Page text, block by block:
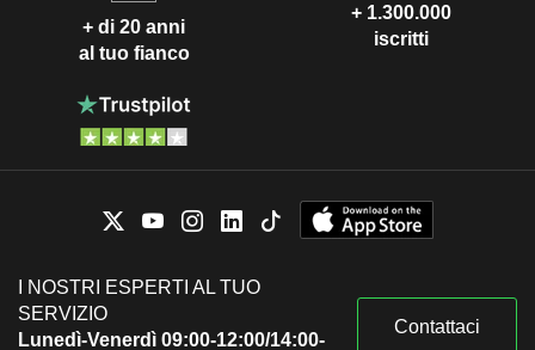
+ di 20 anni
al tuo fianco
+ 1.300.000
iscritti
I NOSTRI ESPERTI AL TUO
SERVIZIO
Lunedì-Venerdì 09:00-12:00/14:00-
Contattaci